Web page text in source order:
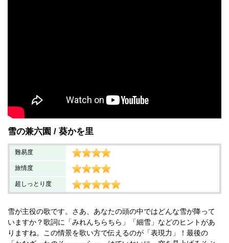
雪の兼六園 葵かを里
難易度
旅情度
超しっとり度
雪が主役の歌です。さあ、あなたの頭の中ではどんな雪が降って
いますか？歌詞に「みれんちらちら」「細雪」などのヒントがあ
りますね。この情景を歌い方で伝えるのが「表現力」！最後の